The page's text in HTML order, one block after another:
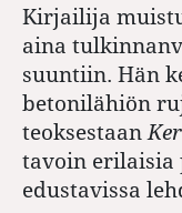
Kirjailija
aina
suuntiin. Hän
betonilähiön
teoksestaan
tavoin
edustavissa